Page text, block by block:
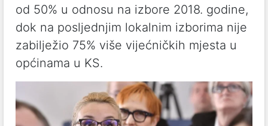
od 50% u odnosu na izbore 2018. godine,
dok na posljednjim lokalnim izborima nije
zabilježio 75% više vijećničkih mjesta u
općinama u KS.